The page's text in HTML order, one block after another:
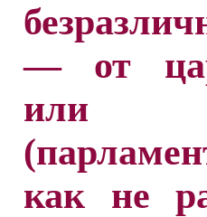
— от
или
как не